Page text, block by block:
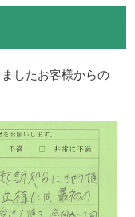
したお客様からの